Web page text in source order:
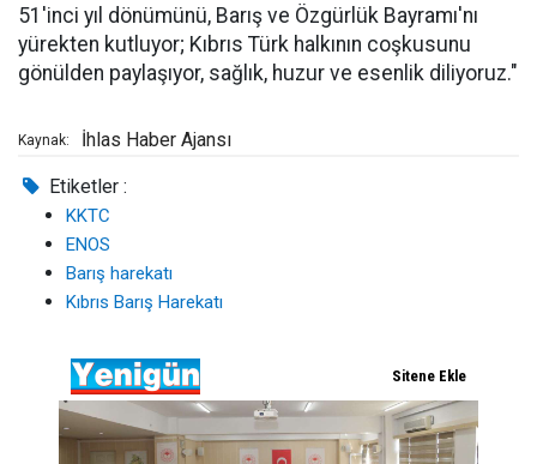
51'inci yıl dönümünü, Barış ve Özgürlük Bayramı'nı
yürekten kutluyor; Kıbrıs Türk halkının coşkusunu
gönülden paylaşıyor, sağlık, huzur ve esenlik diliyoruz."
Kaynak: İhlas Haber Ajansı
Etiketler :
KKTC
ENOS
Barış harekatı
Kıbrıs Barış Harekatı